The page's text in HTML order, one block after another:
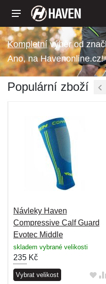
výběr od
Ano, na Havenonline.cz!
Populární zboží
Návleky Haven
Compressive Calf Guard
Evotec Middle
Compression - modré-žluté
skladem vybrané velikosti
235Kč
Vybrat velikost